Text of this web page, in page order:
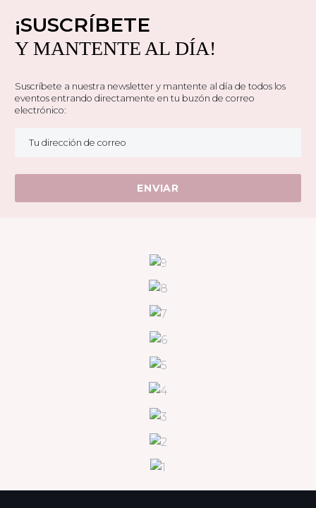
¡SUSCRÍBETE
Y MANTENTE AL DÍA!
Suscríbete a nuestra newsletter y mantente al día de todos los
eventos entrando directamente en tu buzón de correo
electrónico: